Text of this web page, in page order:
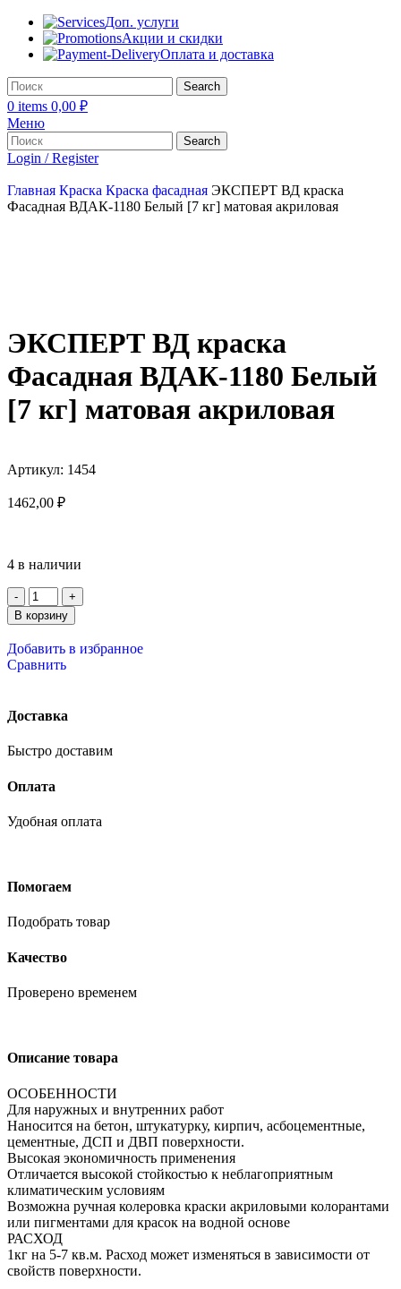
Доп. услуги
Акции и скидки
Оплата и доставка
Search
0 items 0,00 ₽
Меню
Search
Login / Register
Главная Краска Краска фасадная ЭКСПЕРТ ВД краска
Фасадная ВДАК-1180 Белый [7 кг] матовая акриловая
ЭКСПЕРТ ВД краска
Фасадная ВДАК-1180 Белый
[7 кг] матовая акриловая
Артикул: 1454
1462,00 ₽
4 в наличии
В корзину
Добавить в избранное
Сравнить
Доставка
Быстро доставим
Оплата
Удобная оплата
Помогаем
Подобрать товар
Качество
Проверено временем
Описание товара
ОСОБЕННОСТИ
Для наружных и внутренних работ
Наносится на бетон, штукатурку, кирпич, асбоцементные,
цементные, ДСП и ДВП поверхности.
Высокая экономичность применения
Отличается высокой стойкостью к неблагоприятным
климатическим условиям
Возможна ручная колеровка краски акриловыми колорантами
или пигментами для красок на водной основе
РАСХОД
1кг на 5-7 кв.м. Расход может изменяться в зависимости от
свойств поверхности.